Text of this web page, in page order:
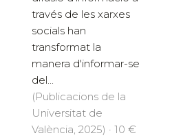
través de les xarxes
socials han
transformat la
manera d'informar-se
del...
(Publicacions de la
Universitat de
València, 2025) · 10 €